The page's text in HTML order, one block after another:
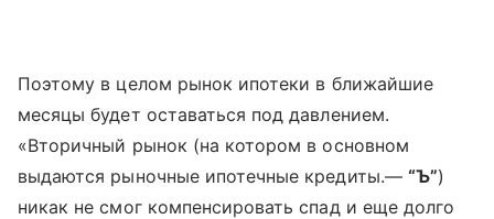
Поэтому в целом рынок ипотеки в ближайшие
месяцы будет оставаться под давлением.
«Вторичный рынок (на котором в основном
выдаются рыночные ипотечные кредиты.— “Ъ”)
никак не смог компенсировать спад и еще долго